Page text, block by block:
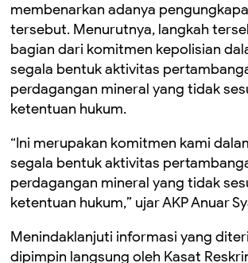
membenarkan adanya
tersebut. Menurutnya, langkah
bagian dari komitmen kepolisian
segala bentuk aktivitas
perdagangan mineral yang tidak
ketentuan hukum.
“Ini merupakan komitmen kami
segala bentuk aktivitas
perdagangan mineral yang tidak
ketentuan hukum,” ujar AKP Anuar
Menindaklanjuti informasi yang
dipimpin langsung oleh Kasat